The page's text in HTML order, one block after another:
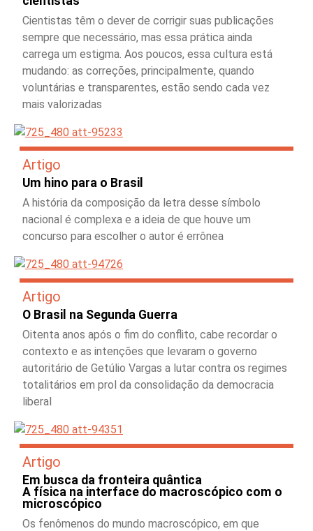
Cientistas têm o dever de corrigir suas publicações
sempre que necessário, mas essa prática ainda
carrega um estigma. Aos poucos, essa cultura está
mudando: as correções, principalmente, quando
voluntárias e transparentes, estão sendo cada vez
mais valorizadas
Artigo
Um hino para o Brasil
A história da composição da letra desse símbolo
nacional é complexa e a ideia de que houve um
concurso para escolher o autor é errônea
Artigo
O Brasil na Segunda Guerra
Oitenta anos após o fim do conflito, cabe recordar o
contexto e as intenções que levaram o governo
autoritário de Getúlio Vargas a lutar contra os regimes
totalitários em prol da consolidação da democracia
liberal
Artigo
Em busca da fronteira quântica
A física na interface do macroscópico com o
microscópico
Os fenômenos do mundo macroscópico, em que